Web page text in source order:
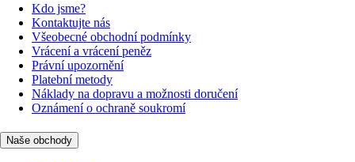
Kdo jsme?
Kontaktujte nás
Všeobecné obchodní podmínky
Vrácení a vrácení peněz
Právní upozornění
Platební metody
Náklady na dopravu a možnosti doručení
Oznámení o ochraně soukromí
Naše obchody